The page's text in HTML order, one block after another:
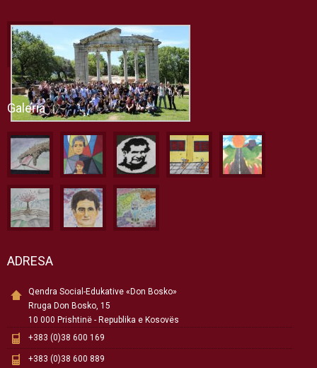
Galeria
ADRESA
Qendra Social-Edukative «Don Bosko»
Rruga Don Bosko, 15
10 000 Prishtinë - Republika e Kosovës
+383 (0)38 600 169
+383 (0)38 600 889